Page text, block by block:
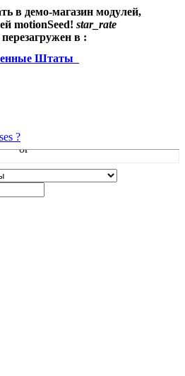
в демо-магазин модулей,
motionSeed! star_rate
в :
Штаты
?